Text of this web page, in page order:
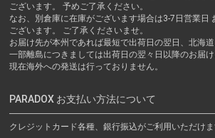
ございます。 予めご了承ください。
なお、別倉庫に在庫がございます場合は3-7日営業日
ございます。 ご了承くださいませ。
お届け先が本州であれば最短で出荷日の翌日、北海
一部離島につきましては出荷日の翌々日以降のお届け
現在海外への発送は行っておりません。
PARADOX お支払い方法について
クレジットカード各種、銀行振込がご利用いただけ